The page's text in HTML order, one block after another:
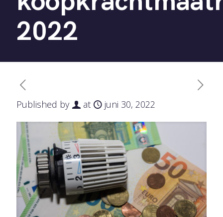
2022
Published by at juni 30, 2022